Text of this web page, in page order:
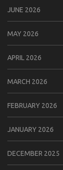
JUNE 2026
MAY 2026
APRIL 2026
MARCH 2026
FEBRUARY 2026
JANUARY 2026
DECEMBER 2025